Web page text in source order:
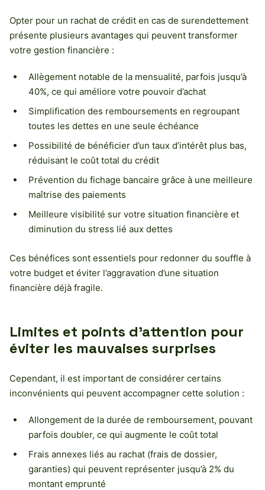
Opter pour un rachat de crédit en cas de surendettement
présente plusieurs avantages qui peuvent transformer
votre gestion financière :
Allègement notable de la mensualité, parfois jusqu’à
40%, ce qui améliore votre pouvoir d’achat
Simplification des remboursements en regroupant
toutes les dettes en une seule échéance
Possibilité de bénéficier d’un taux d’intérêt plus bas,
réduisant le coût total du crédit
Prévention du fichage bancaire grâce à une meilleure
maîtrise des paiements
Meilleure visibilité sur votre situation financière et
diminution du stress lié aux dettes
Ces bénéfices sont essentiels pour redonner du souffle à
votre budget et éviter l’aggravation d’une situation
financière déjà fragile.
Limites et points d’attention pour
éviter les mauvaises surprises
Cependant, il est important de considérer certains
inconvénients qui peuvent accompagner cette solution :
Allongement de la durée de remboursement, pouvant
parfois doubler, ce qui augmente le coût total
Frais annexes liés au rachat (frais de dossier,
garanties) qui peuvent représenter jusqu’à 2% du
montant emprunté